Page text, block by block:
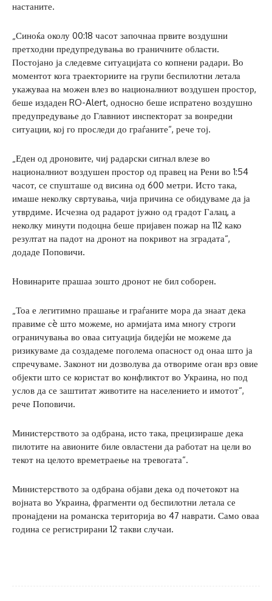
настаните.
„Синоќа околу 00:18 часот започнаа првите воздушни
претходни предупредувања во граничните области.
Постојано ја следевме ситуацијата со копнени радари. Во
моментот кога траекториите на групи беспилотни летала
укажуваа на можен влез во националниот воздушен простор,
беше издаден RO-Alert, односно беше испратено воздушно
предупредување до Главниот инспекторат за вонредни
ситуации, кој го проследи до граѓаните“, рече тој.
„Еден од дроновите, чиј радарски сигнал влезе во
националниот воздушен простор од правец на Рени во 1:54
часот, се спушташе од висина од 600 метри. Исто така,
имаше неколку свртувања, чија причина се обидуваме да ја
утврдиме. Исчезна од радарот јужно од градот Галац, а
неколку минути подоцна беше пријавен пожар на 112 како
резултат на падот на дронот на покривот на зградата“,
додаде Поповичи.
Новинарите прашаа зошто дронот не бил соборен.
„Тоа е легитимно прашање и граѓаните мора да знаат дека
правиме сè што можеме, но армијата има многу строги
ограничувања во оваа ситуација бидејќи не можеме да
ризикуваме да создадеме поголема опасност од онаа што ја
спречуваме. Законот ни дозволува да отвориме оган врз овие
објекти што се користат во конфликтот во Украина, но под
услов да се заштитат животите на населението и имотот“,
рече Поповичи.
Министерството за одбрана, исто така, прецизираше дека
пилотите на авионите биле овластени да работат на цели во
текот на целото времетраење на тревогата“.
Министерството за одбрана објави дека од почетокот на
војната во Украина, фрагменти од беспилотни летала се
пронајдени на романска територија во 47 наврати. Само оваа
година се регистрирани 12 такви случаи.